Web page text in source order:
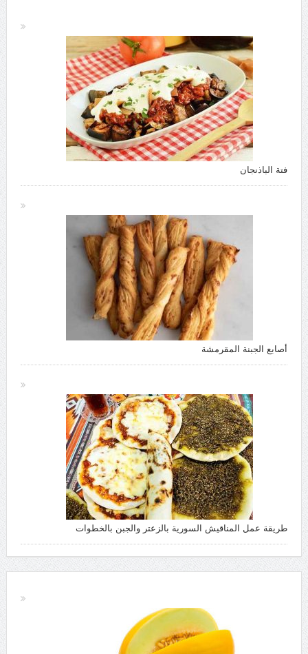
فتة الباذنجان
أصابع الجبنة المقرمشة
طريقة عمل المناقيش السورية بالزعتر والجبن بالخطوات